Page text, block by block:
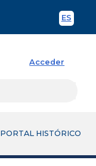
ES
Acceder
PORTAL HISTÓRICO